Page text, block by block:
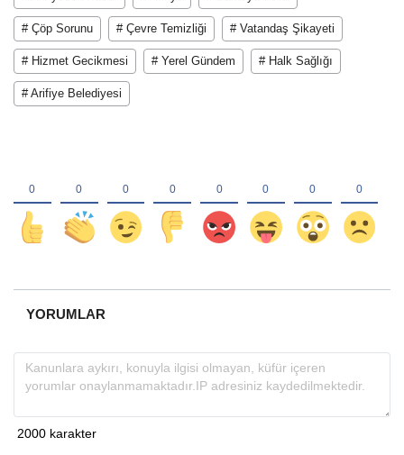
# Çöp Sorunu # Çevre Temizliği # Vatandaş Şikayeti
# Hizmet Gecikmesi # Yerel Gündem # Halk Sağlığı
# Arifiye Belediyesi
YORUMLAR